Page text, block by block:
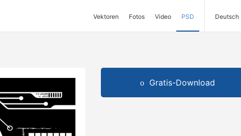
Vektoren Fotos Video PSD Deutsch
Gratis-Download